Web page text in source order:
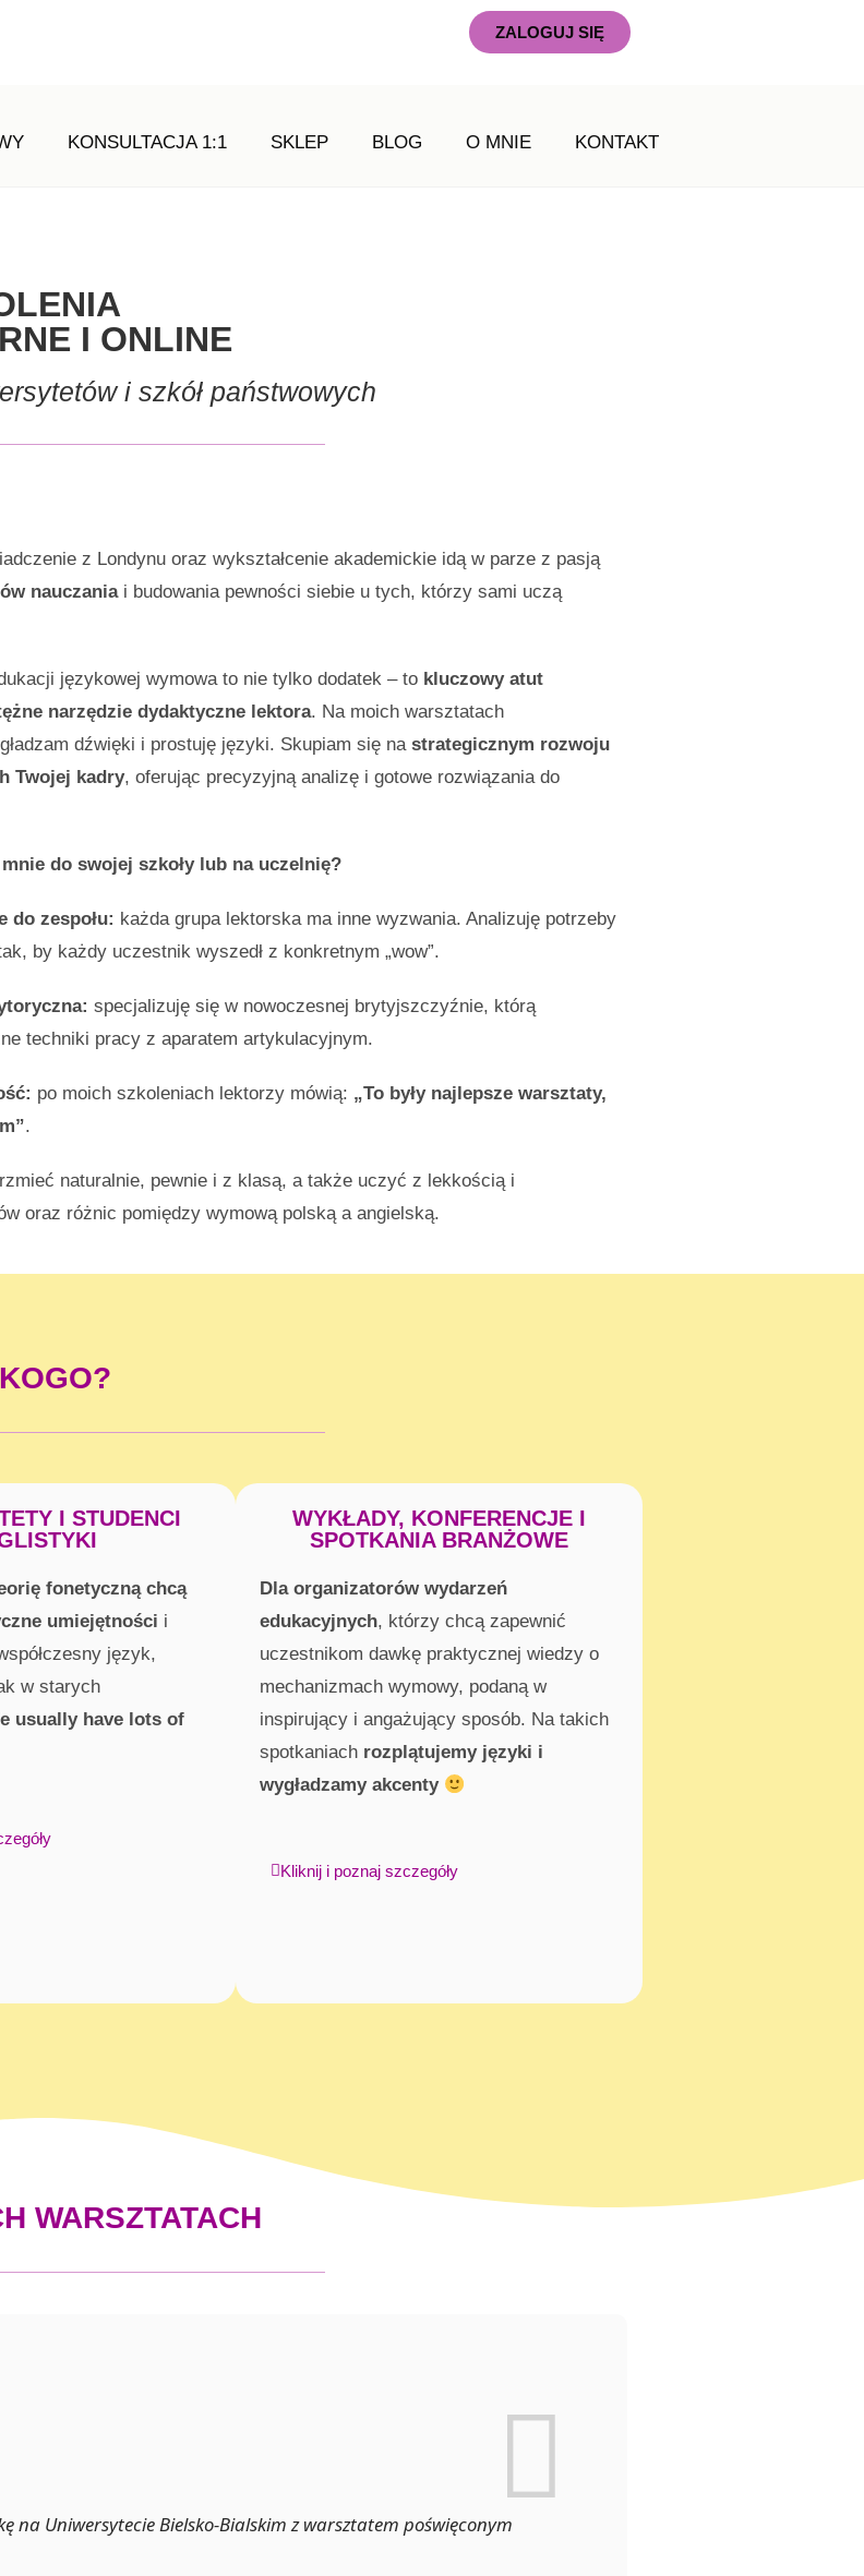
ZALOGUJ SIĘ
KONSULTACJA 1:1 SKLEP BLOG O MNIE KONTAKT
I ONLINE
i szkół państwowych
z Londynu oraz wykształcenie akademickie idą w parze z pasją
nauczaniai budowania pewności siebie u tych, którzy sami uczą
językowej wymowa to nie tylko dodatek – to kluczowy atut
narzędzie dydaktyczne lektora. Na moich warsztatach
dźwięki i prostuję języki. Skupiam się na strategicznym rozwoju
Twojej kadry, oferując precyzyjną analizę i gotowe rozwiązania do
do swojej szkoły lub na uczelnię?
do zespołu: każda grupa lektorska ma inne wyzwania. Analizuję potrzeby
by każdy uczestnik wyszedł z konkretnym „wow”.
specjalizuję się w nowoczesnej brytyjszczyźnie, którą
techniki pracy z aparatem artykulacyjnym.
po moich szkoleniach lektorzy mówią: „To były najlepsze warsztaty,
.
naturalnie, pewnie i z klasą, a także uczyć z lekkością i
oraz różnic pomiędzy wymową polską a angielską.
I STUDENCI
fonetyczną chcą
umiejętności i
język,
w starych
usually have lots of
WYKŁADY, KONFERENCJE I
SPOTKANIA BRANŻOWE
Dla organizatorów wydarzeń
edukacyjnych, którzy chcą zapewnić
uczestnikom dawkę praktycznej wiedzy o
mechanizmach wymowy, podaną w
inspirujący i angażujący sposób. Na takich
spotkaniach rozplątujemy języki i
wygładzamy akcenty
Kliknij i poznaj szczegóły
WARSZTATACH
na UniwersytecieBielsko-Bialskim z warsztatem poświęconym